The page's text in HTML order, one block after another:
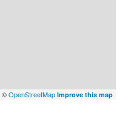
©OpenStreetMap Improve this map